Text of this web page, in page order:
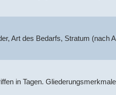
Art des Bedarfs, Stratum (nach
in Tagen.